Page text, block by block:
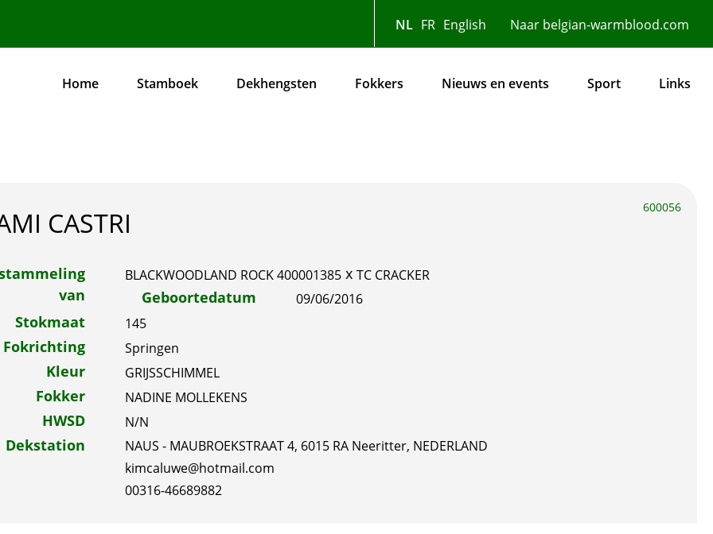
Naar belgian-warmblood.com
NL FR English
Hoofdnavigatie
Home Stamboek Dekhengsten Fokkers Nieuws en events Sport Links
CASTRI
van
BLACKWOODLAND ROCK 400001385 x TC CRACKER
Geboortedatum 09/06/2016
Stokmaat 145
Fokrichting Springen
Kleur GRIJSSCHIMMEL
Fokker NADINE MOLLEKENS
HWSD N/N
Dekstation
NAUS - MAUBROEKSTRAAT 4, 6015 RA Neeritter, NEDERLAND
kimcaluwe@hotmail.com
00316-46689882
600056